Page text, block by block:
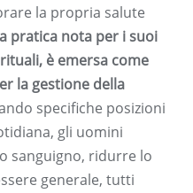
la propria salute
pratica nota per i suoi
è emersa come
la gestione della
specifiche posizioni
gli uomini
sanguigno, ridurre lo
generale, tutti